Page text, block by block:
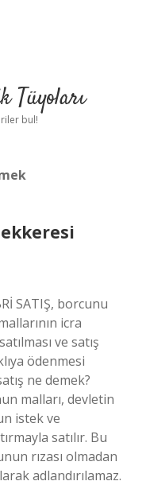
Tüyoları
bul!
SATIŞ, borcunu
icra
ve satış
ödenmesi
ne demek?
malları, devletin
istek ve
satılır. Bu
rızası olmadan
adlandırılamaz.